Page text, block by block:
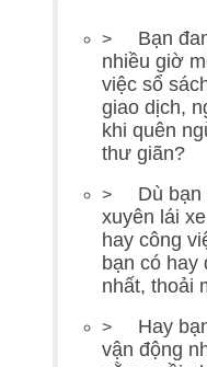
> Bạn
nhiều giờ
việc sổ
giao dịch,
khi quên
thư giãn?
> Dù
xuyên lái
hay công
bạn có hay
nhất, thoải
> Hay
vận động